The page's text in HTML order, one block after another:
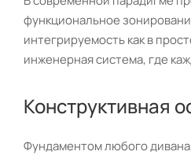
функциональное
интегрируемость как в
инженерная система, где
Конструктивная
Фундаментом любого